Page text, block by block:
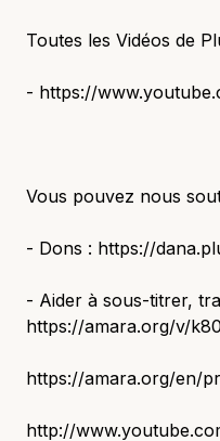
Toutes les Vidéos de
- https://
Vous pouvez nous
- Dons : https://
- Aider à sous-titrer,
https://amara.org/v/
https://amara.org/en/
http://